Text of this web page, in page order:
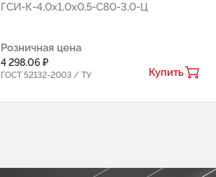
ГCИ-К-4,0х1,0х0,5-С80-3,0-Ц
Розничная цена
4 298.06 ₽
ГОСТ 52132-2003 / ТУ Купить